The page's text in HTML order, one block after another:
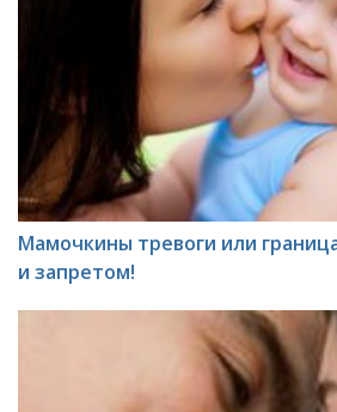
Мамочкины тревоги или
и запретом!